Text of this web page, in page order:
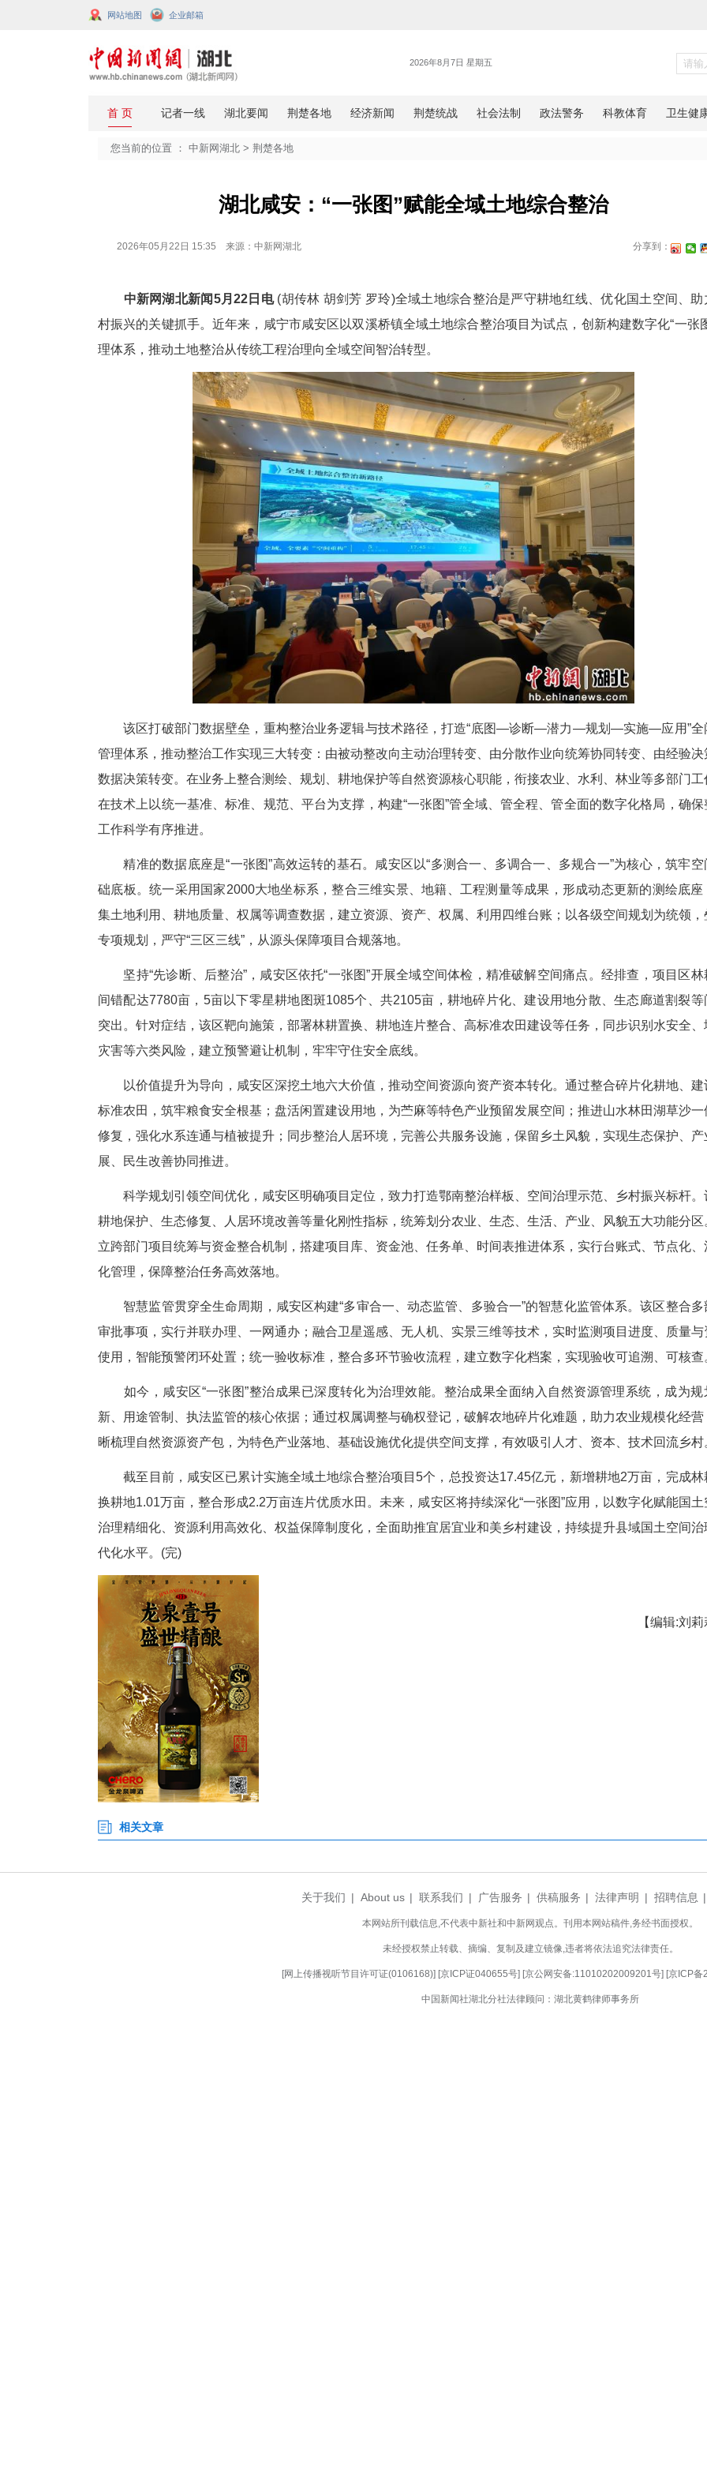
网站地图
湖北咸安：“一张图”赋能全域土地综
2026年05月22日 15:35 来源：中新网湖北
中新网湖北新闻5月22日电(胡传林 胡剑芳 罗玲)全域土地综合整治是严守耕地
村振兴的关键抓手。近年来，咸宁市咸安区以双溪桥镇全域土地综合整治项目为试
理体系，推动土地整治从传统工程治理向全域空间智治转型。
该区打破部门数据壁垒，重构整治业务逻辑与技术路径，打造“底图—诊断—
管理体系，推动整治工作实现三大转变：由被动整改向主动治理转变、由分散作业
数据决策转变。在业务上整合测绘、规划、耕地保护等自然资源核心职能，衔接农
在技术上以统一基准、标准、规范、平台为支撑，构建“一张图”管全域、管全程、
工作科学有序推进。
精准的数据底座是“一张图”高效运转的基石。咸安区以“多测合一、多调合一、
础底板。统一采用国家2000大地坐标系，整合三维实景、地籍、工程测量等成果
集土地利用、耕地质量、权属等调查数据，建立资源、资产、权属、利用四维台账
坚持“先诊断、后整治”，咸安区依托“一张图”开展全域空间体检，精准破解空间
间错配达7780亩，5亩以下零星耕地图斑1085个、共2105亩，耕地碎片化、建设用
突出。针对症结，该区靶向施策，部署林耕置换、耕地连片整合、高标准农田建设
灾害等六类风险，建立预警避让机制，牢牢守住安全底线。
以价值提升为导向，咸安区深挖土地六大价值，推动空间资源向资产资本转化。
标准农田，筑牢粮食安全根基；盘活闲置建设用地，为苎麻等特色产业预留发展空
修复，强化水系连通与植被提升；同步整治人居环境，完善公共服务设施，保留乡
展、民生改善协同推进。
科学规划引领空间优化，咸安区明确项目定位，致力打造鄂南整治样板、空间治
耕地保护、生态修复、人居环境改善等量化刚性指标，统筹划分农业、生态、生活
立跨部门项目统筹与资金整合机制，搭建项目库、资金池、任务单、时间表推进体
化管理，保障整治任务高效落地。
智慧监管贯穿全生命周期，咸安区构建“多审合一、动态监管、多验合一”的智慧
审批事项，实行并联办理、一网通办；融合卫星遥感、无人机、实景三维等技术，
使用，智能预警闭环处置；统一验收标准，整合多环节验收流程，建立数字化档案
如今，咸安区“一张图”整治成果已深度转化为治理效能。整治成果全面纳入自
新、用途管制、执法监管的核心依据；通过权属调整与确权登记，破解农地碎片化
晰梳理自然资源资产包，为特色产业落地、基础设施优化提供空间支撑，有效吸引
截至目前，咸安区已累计实施全域土地综合整治项目5个，总投资达17.45亿元，
换耕地1.01万亩，整合形成2.2万亩连片优质水田。未来，咸安区将持续深化“一张
治理精细化、资源利用高效化、权益保障制度化，全面助推宜居宜业和美乡村建设